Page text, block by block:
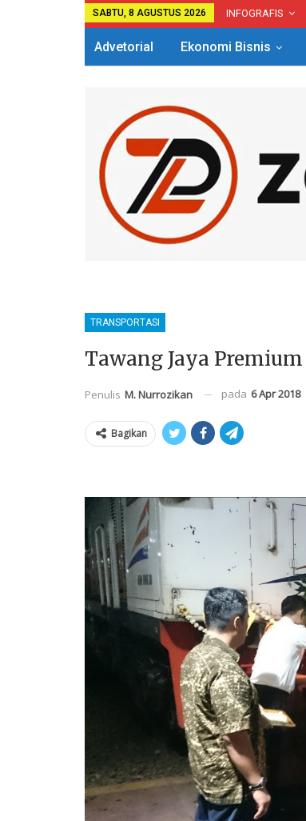
SABTU, 8 AGUSTUS 2026 INFOGRAFIS
Advetorial Ekonomi Bisnis
TRANSPORTASI
Tawang Jaya
Penulis M. Nurrozikan pada 6 Apr 2018
Bagikan